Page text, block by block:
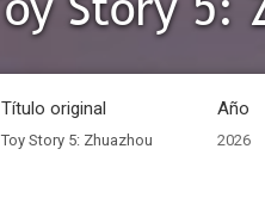
Título original
Toy Story 5: Zhuazhou
Año
2026